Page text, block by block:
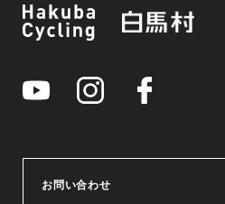
お問い合わせ